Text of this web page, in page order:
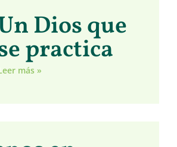
Dios que
practica
más »